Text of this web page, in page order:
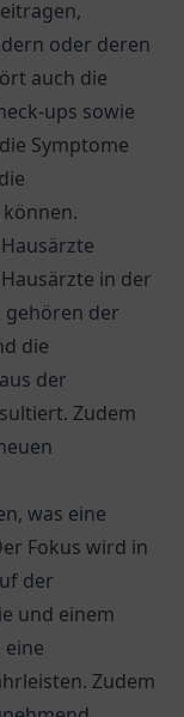
oder deren
auch die
ups sowie
Symptome
in der
gehören der
die
der
Zudem
was eine
Fokus wird in
der
und einem
Zudem